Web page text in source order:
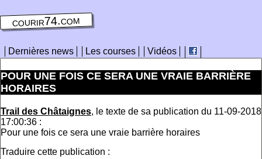
courir74.com
Dernières news Les courses Vidéos
POUR UNE FOIS CE SERA UNE VRAIE BARRIÈRE
HORAIRES
Trail des Châtaignes, le texte de sa publication du 11-09-2018
17:00:36 :
Pour une fois ce sera une vraie barrière horaires
Traduire cette publication :